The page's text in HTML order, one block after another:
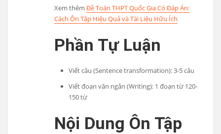
Xem thêmĐề Toán THPT Quốc Gia Có Đáp Án:
Cách Ôn Tập Hiệu Quả và Tài Liệu Hữu Ích
Phần Tự Luận
Viết câu (Sentence transformation): 3-5 câu
Viết đoạn văn ngắn (Writing): 1 đoạn từ 120-
150 từ
Nội Dung Ôn Tập